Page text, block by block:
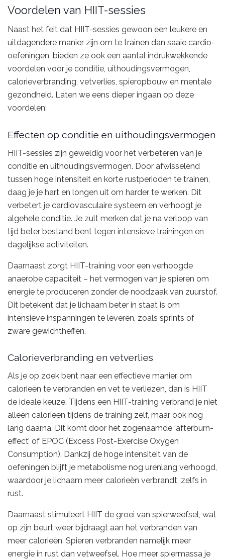
Voordelen van HIIT-sessies
Naast het feit dat HIIT-sessies gewoon een leukere en
uitdagendere manier zijn om te trainen dan saaie cardio-
oefeningen, bieden ze ook een aantal indrukwekkende
voordelen voor je conditie, uithoudingsvermogen,
calorieverbranding, vetverlies, spieropbouw en mentale
gezondheid. Laten we eens dieper ingaan op deze
voordelen:
Effecten op conditie en uithoudingsvermogen
HIIT-sessies zijn geweldig voor het verbeteren van je
conditie en uithoudingsvermogen. Door afwisselend
tussen hoge intensiteit en korte rustperioden te trainen,
daag je je hart en longen uit om harder te werken. Dit
verbetert je cardiovasculaire systeem en verhoogt je
algehele conditie. Je zult merken dat je na verloop van
tijd beter bestand bent tegen intensieve trainingen en
dagelijkse activiteiten.
Daarnaast zorgt HIIT-training voor een verhoogde
anaerobe capaciteit – het vermogen van je spieren om
energie te produceren zonder de noodzaak van zuurstof.
Dit betekent dat je lichaam beter in staat is om
intensieve inspanningen te leveren, zoals sprints of
zware gewichtheffen.
Calorieverbranding en vetverlies
Als je op zoek bent naar een effectieve manier om
calorieën te verbranden en vet te verliezen, dan is HIIT
de ideale keuze. Tijdens een HIIT-training verbrand je niet
alleen calorieën tijdens de training zelf, maar ook nog
lang daarna. Dit komt door het zogenaamde ‘afterburn-
effect’ of EPOC (Excess Post-Exercise Oxygen
Consumption). Dankzij de hoge intensiteit van de
oefeningen blijft je metabolisme nog urenlang verhoogd,
waardoor je lichaam meer calorieën verbrandt, zelfs in
rust.
Daarnaast stimuleert HIIT de groei van spierweefsel, wat
op zijn beurt weer bijdraagt ​​aan het verbranden van
meer calorieën. Spieren verbranden namelijk meer
energie in rust dan vetweefsel. Hoe meer spiermassa je